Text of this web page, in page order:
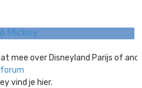
Mickey
mee over Disneyland Parijs of
vind je hier.